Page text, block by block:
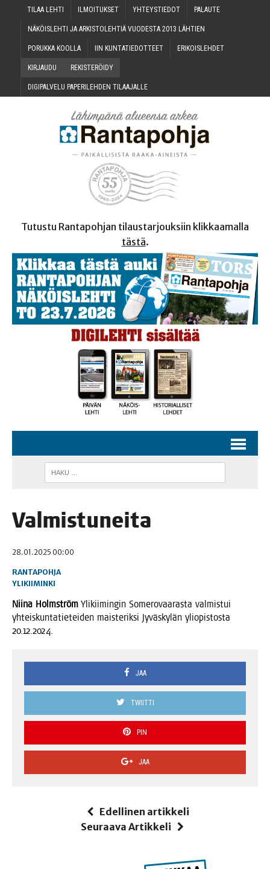
TILAA LEH­TI ILMOI­TUK­SET YHTEYS­TIE­DOT PALAU­TE
NÄKÖIS­LEH­TI JA ARKIS­TO­LEH­TIÄ VUO­DES­TA 2013 LÄHTIEN
PORUK­KA KOOLLA IIN KUN­TA­TIE­DOT­TEET ERI­KOIS­LEH­DET
KIR­JAU­DU REKIS­TE­RÖI­DY
DIGI­PAL­VE­LU PAPE­RI­LEH­DEN TILAAJALLE
Tutustu Rantapohjan tilaustarjouksiin klikkaamalla
tästä.
Val­mis­tu­nei­ta
28.01.2025 00:00
RANTAPOHJA
YLIKIIMINKI
Nii­na Holm­ström Yli­kii­min­gin Some­ro­vaa­ras­ta val­mis­tui
yhteis­kun­ta­tie­tei­den mais­te­rik­si Jyväs­ky­län yli­opis­tos­ta
20.12.2024.
JAA
TWIITTI
PIN
JAA
Edellinen artikkeli
Seuraava Artikkeli